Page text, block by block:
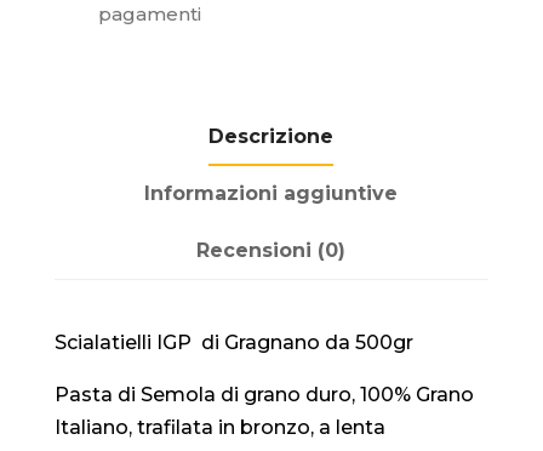
pagamenti
Descrizione
Informazioni aggiuntive
Recensioni (0)
Scialatielli IGP di Gragnano da 500gr
Pasta di Semola di grano duro, 100% Grano
Italiano, trafilata in bronzo, a lenta